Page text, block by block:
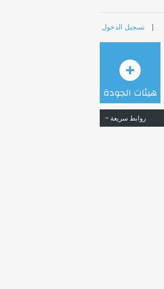
| تسجيل الدخول
روابط سريعة
هيئات الجودة